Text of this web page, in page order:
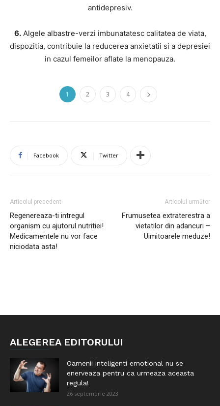
antidepresiv.
6.Algele albastre-verzi imbunatatesc calitatea de viata,
dispozitia, contribuie la reducerea anxietatii si a depresiei
in cazul femeilor aflate la menopauza.
1 2 3 4
Facebook Twitter
Articolul precedent
Regenereaza-ti intregul
organism cu ajutorul nutritiei!
Medicamentele nu vor face
niciodata asta!
Articolul următor
Frumusetea extraterestra a
vietatilor din adancuri –
Uimitoarele meduze!
ALEGEREA EDITORULUI
Oamenii inteligenti emotional nu se
enerveaza pentru ca urmeaza aceasta
regula!
26 septembrie 2023